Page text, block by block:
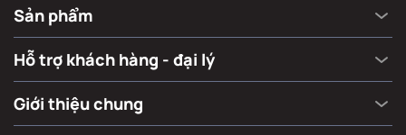
Sản phẩm
Hỗ trợ khách hàng - đại lý
Giới thiệu chung